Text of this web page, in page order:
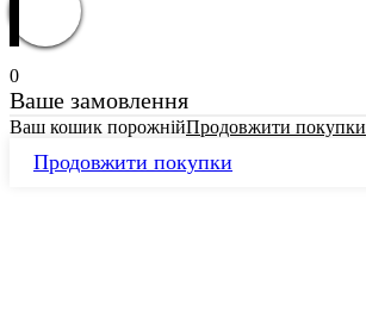
0
Ваше замовлення
Ваш кошик порожнійПродовжити покупки
Продовжити покупки